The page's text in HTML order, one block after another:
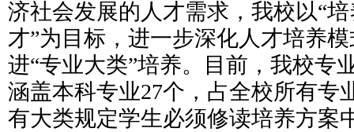
济社会发展的人才需求，我校以“
才”为目标，进一步深化人才培养
进“专业大类”培养。目前，我校专
涵盖本科专业27个，占全校所有专
有大类规定学生必须修读培养方案